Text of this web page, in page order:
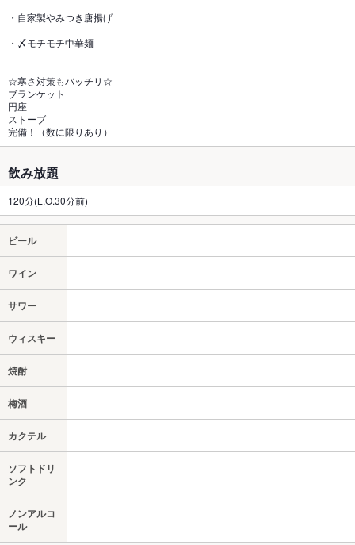
・自家製やみつき唐揚げ
・〆モチモチ中華麺
☆寒さ対策もバッチリ☆
ブランケット
円座
ストーブ
完備！（数に限りあり）
飲み放題
120分(L.O.30分前)
ビール
ワイン
サワー
ウィスキー
焼酎
梅酒
カクテル
ソフトドリ
ンク
ノンアルコ
ール